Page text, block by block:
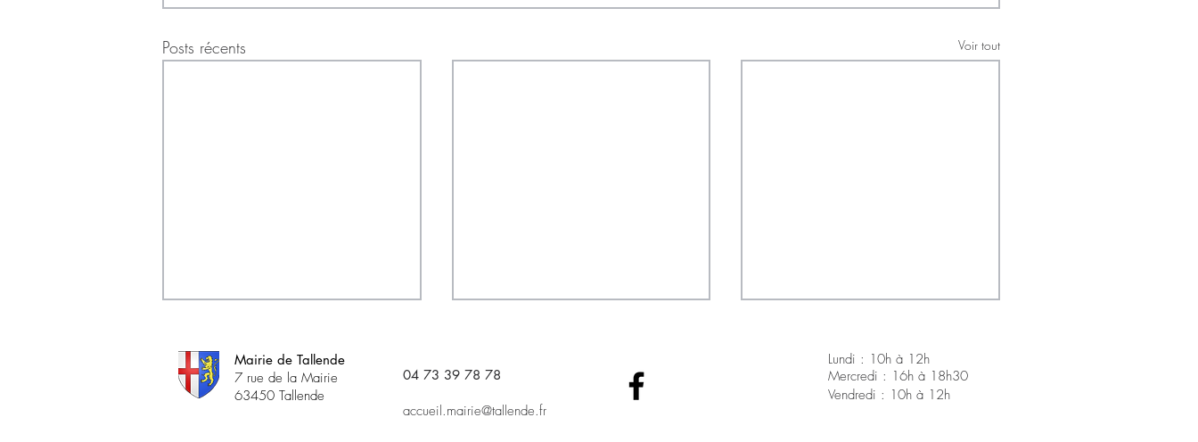
Posts récents Voir tout
Mairie de Tallende
7 rue de la Mairie
63450 Tallende
04 73 39 78 78​
accueil.mairie@tallende.fr
Lundi : 10h à 12h
Mercredi : 16h à 18h30
Vendredi : 10h à 12h